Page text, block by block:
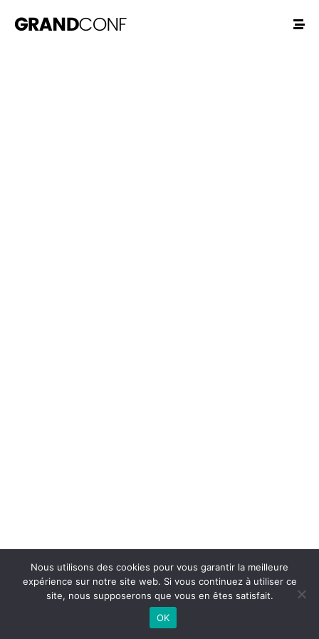
Nous utilisons des cookies pour vous garantir la meilleure
expérience sur notre site web. Si vous continuez à utiliser ce
site, nous supposerons que vous en êtes satisfait.
OK